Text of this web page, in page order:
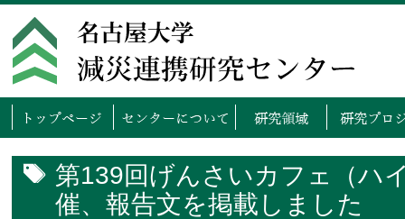
トップページ センタ
第139回げんさいカフェ（ハ
催、報告文を掲載しました